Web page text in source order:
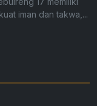
iman dan takwa,...